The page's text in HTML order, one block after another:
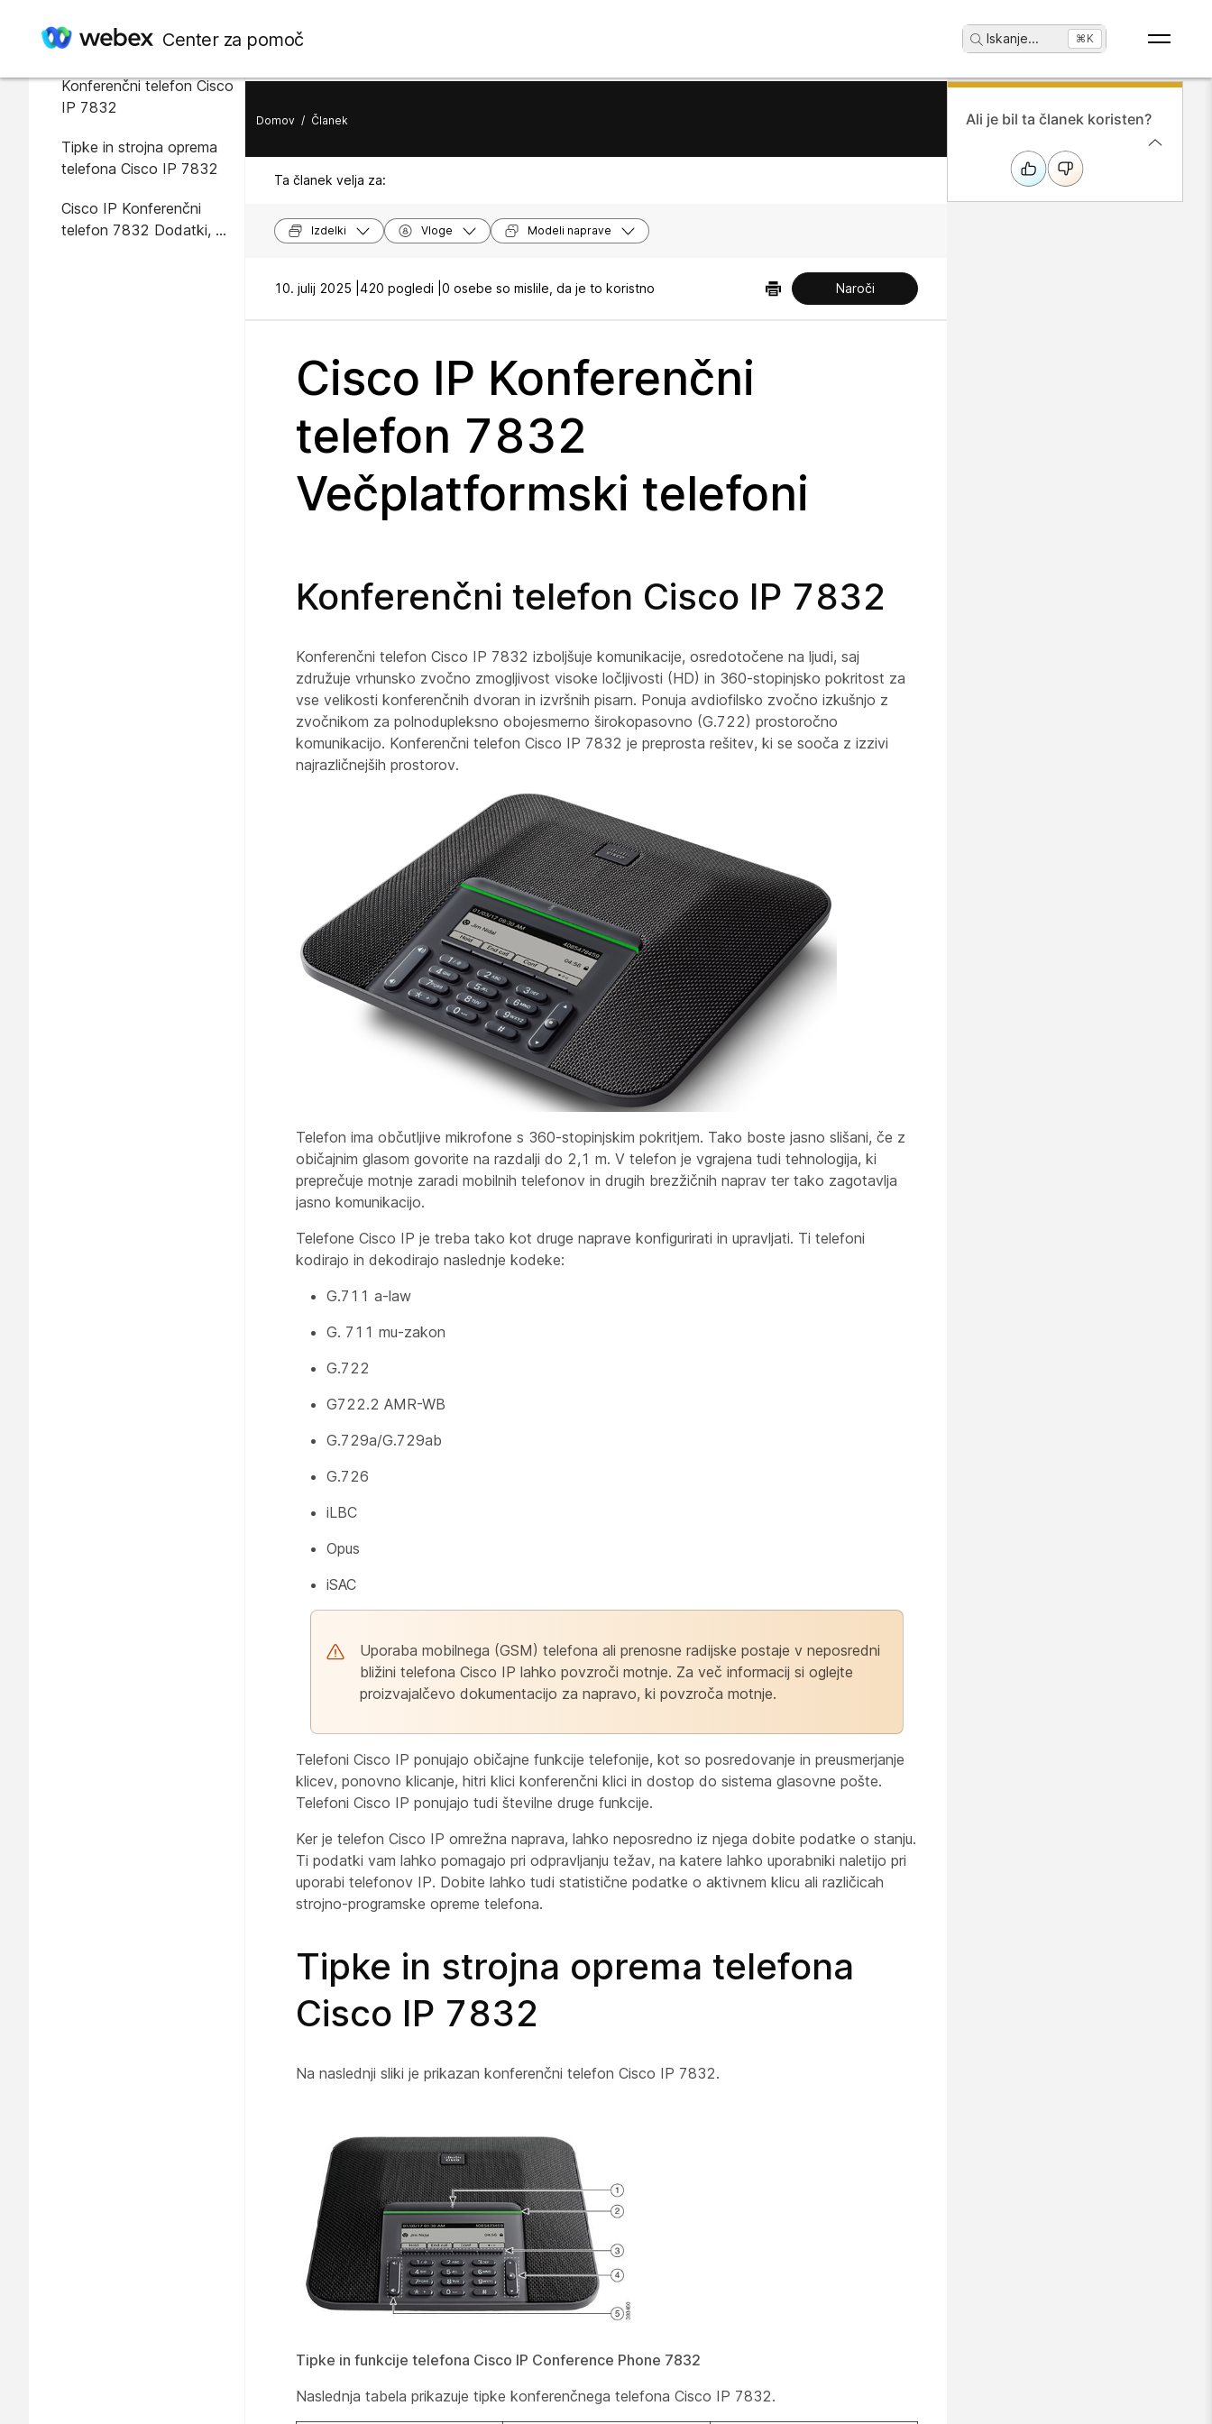
Center za pomoč Iskanje... ⌘K
V tem članku
Konferenčni telefon Cisco
IP 7832
Tipke in strojna oprema
telefona Cisco IP 7832
Cisco IP Konferenčni
telefon 7832 Dodatki, ki
Domov / Članek
Ta članek velja za:
Izdelki Vloge Modeli naprave
10. julij 2025 | 420 pogledi | 0 osebe so mislile, da je to koristno Naroči
Cisco IP Konferenčni
telefon 7832
Večplatformski telefoni
Konferenčni telefon Cisco IP 7832
Konferenčni telefon Cisco IP 7832 izboljšuje komunikacije, osredotočene na ljudi, saj
združuje vrhunsko zvočno zmogljivost visoke ločljivosti (HD) in 360-stopinjsko pokritost za
vse velikosti konferenčnih dvoran in izvršnih pisarn. Ponuja avdiofilsko zvočno izkušnjo z
zvočnikom za polnodupleksno obojesmerno širokopasovno (G.722) prostoročno
komunikacijo. Konferenčni telefon Cisco IP 7832 je preprosta rešitev, ki se sooča z izzivi
najrazličnejših prostorov.
Telefon ima občutljive mikrofone s 360-stopinjskim pokritjem. Tako boste jasno slišani, če z
običajnim glasom govorite na razdalji do 2,1 m. V telefon je vgrajena tudi tehnologija, ki
preprečuje motnje zaradi mobilnih telefonov in drugih brezžičnih naprav ter tako zagotavlja
jasno komunikacijo.
Telefone Cisco IP je treba tako kot druge naprave konfigurirati in upravljati. Ti telefoni
kodirajo in dekodirajo naslednje kodeke:
G.711 a-law
G. 711 mu-zakon
G.722
G722.2 AMR-WB
G.729a/G.729ab
G.726
iLBC
Opus
iSAC
Uporaba mobilnega (GSM) telefona ali prenosne radijske postaje v neposredni
bližini telefona Cisco IP lahko povzroči motnje. Za več informacij si oglejte
proizvajalčevo dokumentacijo za napravo, ki povzroča motnje.
Telefoni Cisco IP ponujajo običajne funkcije telefonije, kot so posredovanje in preusmerjanje
klicev, ponovno klicanje, hitri klici konferenčni klici in dostop do sistema glasovne pošte.
Telefoni Cisco IP ponujajo tudi številne druge funkcije.
Ker je telefon Cisco IP omrežna naprava, lahko neposredno iz njega dobite podatke o stanju.
Ti podatki vam lahko pomagajo pri odpravljanju težav, na katere lahko uporabniki naletijo pri
uporabi telefonov IP. Dobite lahko tudi statistične podatke o aktivnem klicu ali različicah
strojno-programske opreme telefona.
Tipke in strojna oprema telefona
Cisco IP 7832
Na naslednji sliki je prikazan konferenčni telefon Cisco IP 7832.
Tipke in funkcije telefona Cisco IP Conference Phone 7832
Naslednja tabela prikazuje tipke konferenčnega telefona Cisco IP 7832.
Ali je bil ta članek koristen?